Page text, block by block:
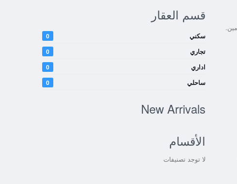
قسم العقار
سكني 0
تجاري 0
اداري 0
ساحلي 0
New Arrivals
الأقسام
لا توجد تصنيفات